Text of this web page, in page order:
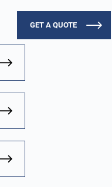
GET A QUOTE